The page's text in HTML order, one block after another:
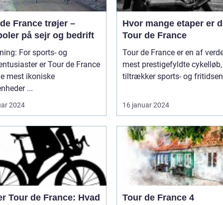
France trøjer –
på sejr og bedrift
For sports- og
er Tour de France
mest ikoniske
...
2024
Hvor mange etaper er
Tour de France
Tour de France er en af
mest prestigefyldte
tiltrækker sports- og
16 januar 2024
Tour de France: Hvad
Tour de France 4